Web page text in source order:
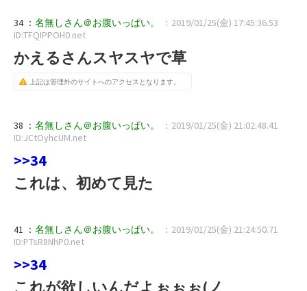
34 ： 名無しさん＠お腹いっぱい。
：2019/01/25(金) 17:45:36.53
ID:TFQIPPOH0.net
かえるさんスヤスヤで草
上記は管理外のサイトへのアクセスとなります。
38 ： 名無しさん＠お腹いっぱい。
：2019/01/25(金) 21:02:48.41
ID:JCtOyhcUM.net
>>34
これは、初めて見た
41 ： 名無しさん＠お腹いっぱい。
：2019/01/25(金) 21:24:50.71
ID:PTsR8NhP0.net
>>34
これが欲しいんだよぉぉぉ(ノ